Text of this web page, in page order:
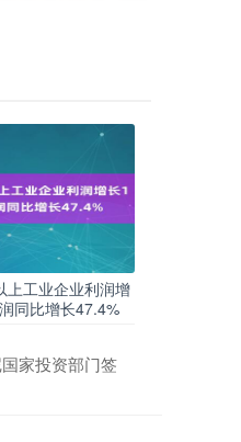
上工业企业利润增
同比增长47.4%
家投资部门签